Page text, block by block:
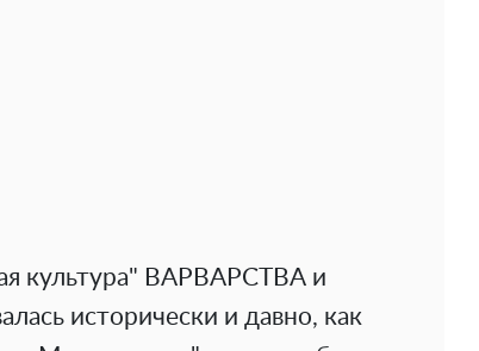
культура" ВАРВАРСТВА и
исторически и давно, как